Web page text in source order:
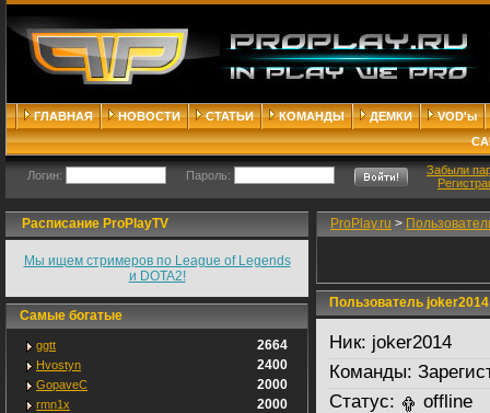
ГЛАВНАЯ НОВОСТИ СТАТЬИ КОМАНДЫ ДЕМКИ
VOD'ы
Логин: Пароль:
Забыли
Расписание ProPlayTV
Мы ищем стримеров по League of Legends
и DOTA2!
Самые богатые
ggtt 2664
Hvostyn 2400
GopaveC 2000
rmn1x 2000
ProPlay.ru >
Пользователь joker2014
Ник: joker2014
Команды:
Статус:
offline